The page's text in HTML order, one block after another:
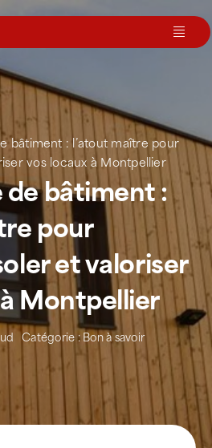
bâtiment : l’atout maître pour
vos locaux à Montpellier
de bâtiment :
pour
et valoriser
Montpellier
Catégorie :Bon à savoir